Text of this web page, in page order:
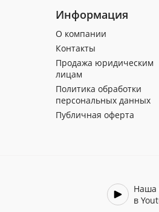
Информация
О компании
Контакты
Продажа юридическим
лицам
Политика обработки
персональных данных
Публичная оферта
Наша
в